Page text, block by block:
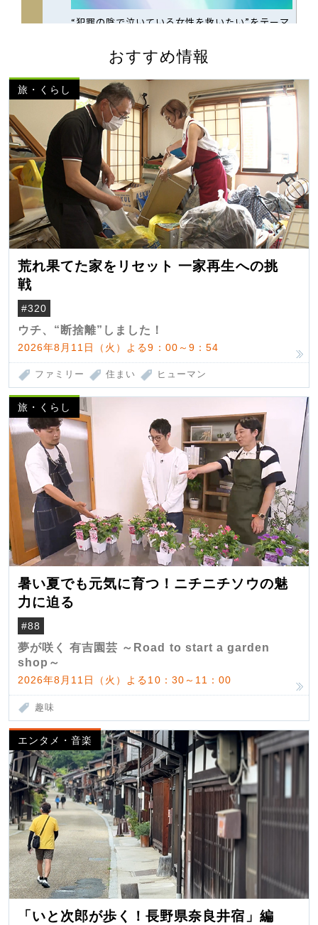
おすすめ情報
旅・くらし
荒れ果てた家をリセット 一家再生への挑
戦
#320
ウチ、“断捨離”しました！
2026年8月11日（火）よる9：00～9：54
ファミリー 住まい ヒューマン
旅・くらし
暑い夏でも元気に育つ！ニチニチソウの魅
力に迫る
#88
夢が咲く 有吉園芸 ～Road to start a garden
shop～
2026年8月11日（火）よる10：30～11：00
趣味
エンタメ・音楽
「いと次郎が歩く！長野県奈良井宿」編